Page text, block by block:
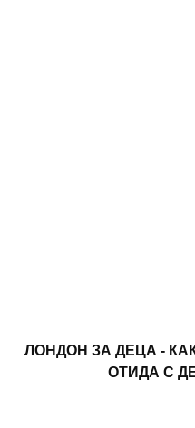
ЛОНДОН ЗА ДЕЦА -
ОТИДА С